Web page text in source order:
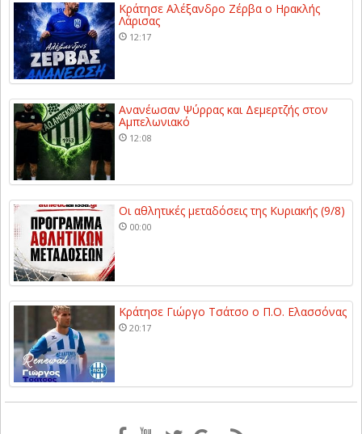
Κράτησε Αλέξανδρο Ζέρβα ο Ηρακλής
Λάρισας
12:17
Ανανέωσαν Ψύρρας και Δεμερτζής στον
Αμπελωνιακό
12:08
Οι αθλητικές μεταδόσεις της Κυριακής (9/8)
00:00
Κράτησε Γιώργο Τσάτσο ο Π.Ο. Ελασσόνας
20:17